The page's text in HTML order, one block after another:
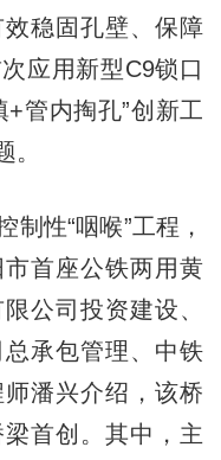
稳固孔壁、保障
应用新型C9锁口
管内掏孔”创新工
性“咽喉”工程，
首座公铁两用黄
公司投资建设、
承包管理、中铁
潘兴介绍，该桥
首创。其中，主